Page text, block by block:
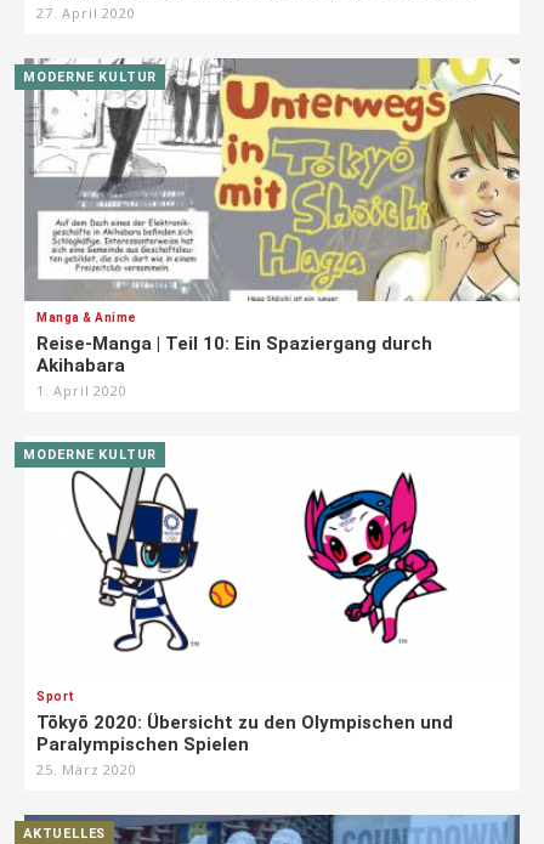
27. April 2020
MODERNE KULTUR
Manga & Anime
Reise-Manga | Teil 10: Ein Spaziergang durch
Akihabara
1. April 2020
MODERNE KULTUR
Sport
Tōkyō 2020: Übersicht zu den Olympischen und
Paralympischen Spielen
25. März 2020
AKTUELLES